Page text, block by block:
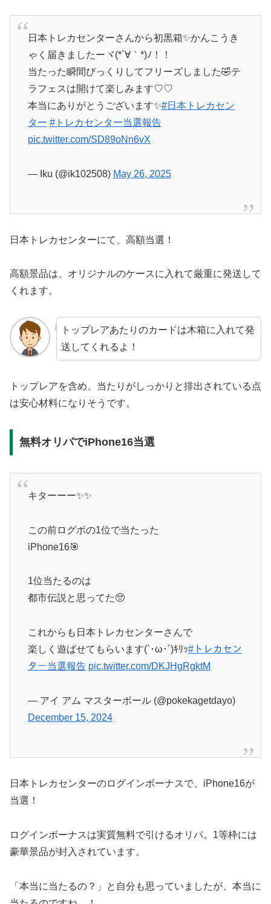
日本トレカセンターさんから初黒箱✨️かんこうき
ゃく届きましたーヾ(*´∀｀*)ﾉ！！
当たった瞬間びっくりしてフリーズしました🤣テ
ラフェスは開けて楽しみます♡♡
本当にありがとうございます✨️#日本トレカセン
ター #トレカセンター当選報告
pic.twitter.com/SD89oNn6vX
— Iku (@ik102508) May 26, 2025
日本トレカセンターにて、高額当選！
高額景品は、オリジナルのケースに入れて厳重に発送して
くれます。
トップレアあたりのカードは木箱に入れて発
送してくれるよ！
トップレアを含め、当たりがしっかりと排出されている点
は安心材料になりそうです。
無料オリパでiPhone16当選
キターーー✨️✨️
この前ログボの1位で当たった
iPhone16🎯
1位当たるのは
都市伝説と思ってた🥺
これからも日本トレカセンターさんで
楽しく遊ばせてもらいます(`･ω･´)ｷﾘｯ#トレカセン
ター当選報告 pic.twitter.com/DKJHgRgktM
— アイ アム マスターボール (@pokekagetdayo)
December 15, 2024
日本トレカセンターのログインボーナスで、iPhone16が
当選！
ログインボーナスは実質無料で引けるオリパ。1等枠には
豪華景品が封入されています。
「本当に当たるの？」と自分も思っていましたが、本当に